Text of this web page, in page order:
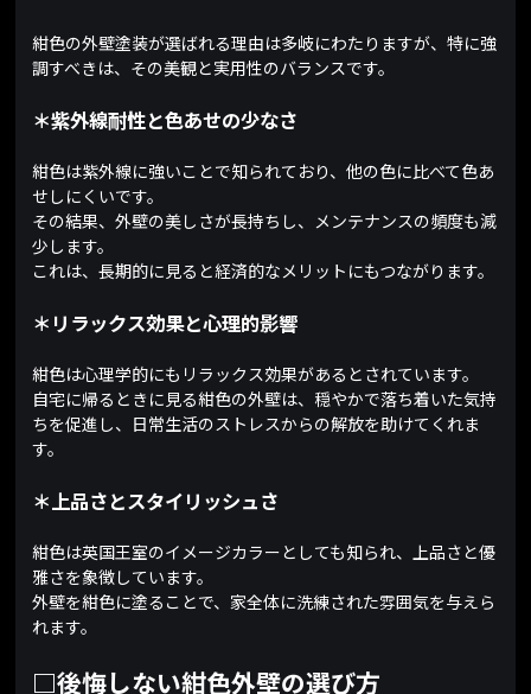
紺色の外壁塗装が選ばれる理由は多岐にわたりますが、特に強
調すべきは、その美観と実用性のバランスです。
＊紫外線耐性と色あせの少なさ
紺色は紫外線に強いことで知られており、他の色に比べて色あ
せしにくいです。
その結果、外壁の美しさが長持ちし、メンテナンスの頻度も減
少します。
これは、長期的に見ると経済的なメリットにもつながります。
＊リラックス効果と心理的影響
紺色は心理学的にもリラックス効果があるとされています。
自宅に帰るときに見る紺色の外壁は、穏やかで落ち着いた気持
ちを促進し、日常生活のストレスからの解放を助けてくれま
す。
＊上品さとスタイリッシュさ
紺色は英国王室のイメージカラーとしても知られ、上品さと優
雅さを象徴しています。
外壁を紺色に塗ることで、家全体に洗練された雰囲気を与えら
れます。
□後悔しない紺色外壁の選び方